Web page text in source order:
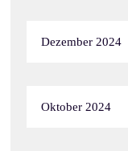
Dezember 2024
Oktober 2024